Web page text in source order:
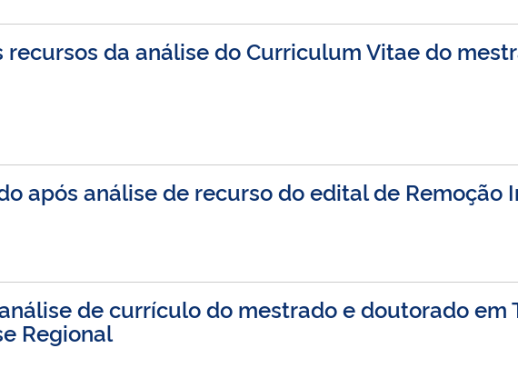
recursos da análise do Curriculum Vitae do
após análise de recurso do edital de Remoção
de currículo do mestrado e doutorado em
Regional